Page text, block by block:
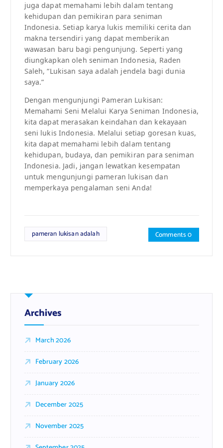
juga dapat memahami lebih dalam tentang
kehidupan dan pemikiran para seniman
Indonesia. Setiap karya lukis memiliki cerita dan
makna tersendiri yang dapat memberikan
wawasan baru bagi pengunjung. Seperti yang
diungkapkan oleh seniman Indonesia, Raden
Saleh, “Lukisan saya adalah jendela bagi dunia
saya.”
Dengan mengunjungi Pameran Lukisan:
Memahami Seni Melalui Karya Seniman Indonesia,
kita dapat merasakan keindahan dan kekayaan
seni lukis Indonesia. Melalui setiap goresan kuas,
kita dapat memahami lebih dalam tentang
kehidupan, budaya, dan pemikiran para seniman
Indonesia. Jadi, jangan lewatkan kesempatan
untuk mengunjungi pameran lukisan dan
memperkaya pengalaman seni Anda!
pameran lukisan adalah Comments 0
Archives
March 2026
February 2026
January 2026
December 2025
November 2025